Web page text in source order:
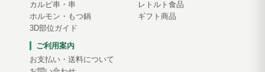
カルビ串・串
ホルモン・もつ鍋
3D部位ガイド
レトルト食品
ギフト商品
ご利用案内
お支払い・送料について